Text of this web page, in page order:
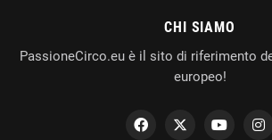
CHI SIAMO
PassioneCirco.eu è il sito di riferimento
europeo!